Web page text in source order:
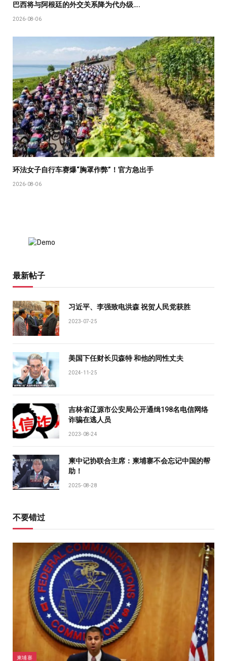
巴西将与阿根廷的外交关系降为代办级….
2026-08-06
环法女子自行车赛爆“胸罩作弊”！官方急出手
2026-08-06
最新帖子
习近平、李强致电洪森 祝贺人民党获胜
2023-07-25
美国下任财长贝森特 和他的同性丈夫
2024-11-25
吉林省辽源市公安局公开通缉198名电信网络
诈骗在逃人员
2023-08-24
柬中记协联合主席：柬埔寨不会忘记中国的帮
助！
2025-08-28
不要错过
柬埔寨